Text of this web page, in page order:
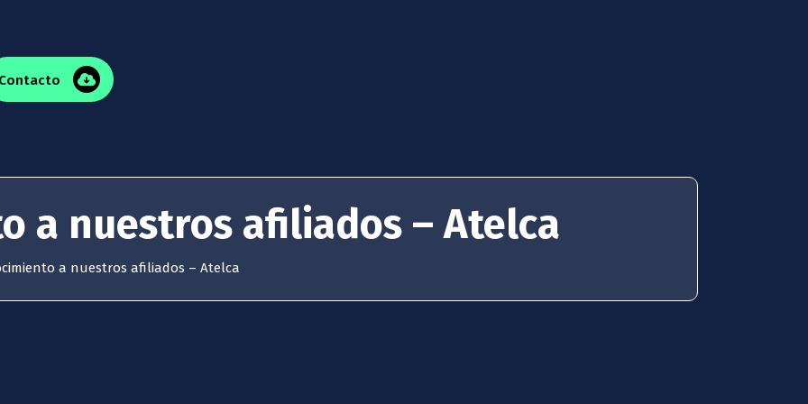
Contacto
a nuestros afiliados – Atelca
a nuestros afiliados – Atelca